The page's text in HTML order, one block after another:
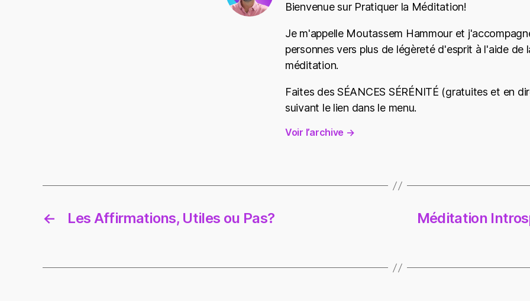
Bienvenue sur Pratiquer la Méditation!
Je m'appelle Moutassem Hammour et
personnes vers plus de légèreté d'esprit à l'aide de
méditation.
Faites des SÉANCES SÉRÉNITÉ (gratuites et en
suivant le lien dans le menu.
Voir l’archive →
← Les Affirmations, Utiles ou Pas?
Méditation